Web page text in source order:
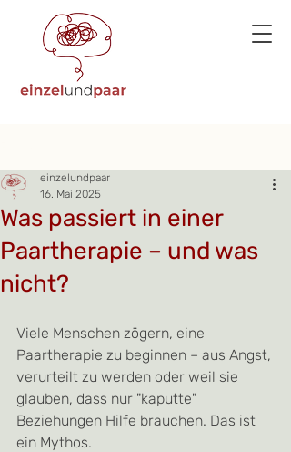
Was passiert in einer
Paartherapie – und was
nicht?
einzelundpaar
16. Mai 2025
Viele Menschen zögern, eine
Paartherapie zu beginnen – aus Angst,
verurteilt zu werden oder weil sie
glauben, dass nur "kaputte"
Beziehungen Hilfe brauchen. Das ist
ein Mythos.